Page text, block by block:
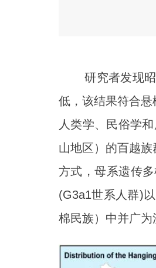
研究者发现昭通
低，该结果符合
人类学、民俗学
山地区）的百越
方式，母系遗传
(G3a1世系人群)
棉民族）中并广为